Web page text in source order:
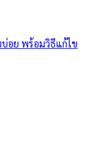
บ่อย พร้อมวิธีแก้ไข